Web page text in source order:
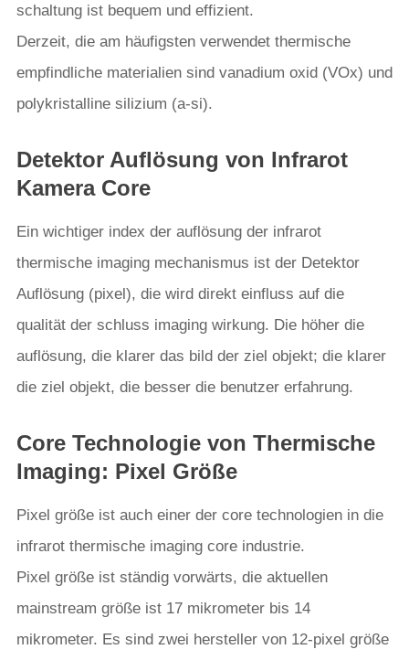
schaltung ist bequem und effizient.
Derzeit, die am häufigsten verwendet thermische
empfindliche materialien sind vanadium oxid (VOx) und
polykristalline silizium (a-si).
Detektor Auflösung von Infrarot
Kamera Core
Ein wichtiger index der auflösung der infrarot
thermische imaging mechanismus ist der Detektor
Auflösung (pixel), die wird direkt einfluss auf die
qualität der schluss imaging wirkung. Die höher die
auflösung, die klarer das bild der ziel objekt; die klarer
die ziel objekt, die besser die benutzer erfahrung.
Core Technologie von Thermische
Imaging: Pixel Größe
Pixel größe ist auch einer der core technologien in die
infrarot thermische imaging core industrie.
Pixel größe ist ständig vorwärts, die aktuellen
mainstream größe ist 17 mikrometer bis 14
mikrometer. Es sind zwei hersteller von 12-pixel größe